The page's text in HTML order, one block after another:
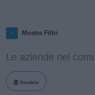
Mostra Filtri
Le aziende nel
Sondrio